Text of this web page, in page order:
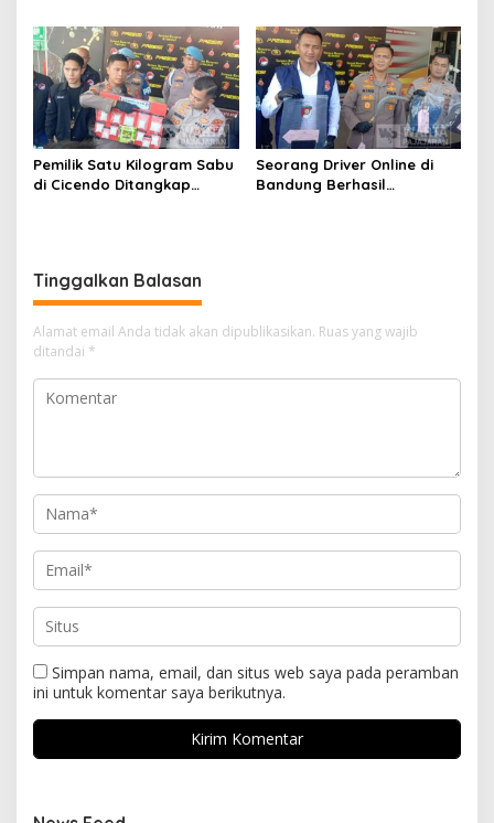
Rebranding RSUD Cibabat
dan DPR
Pemilik Satu Kilogram Sabu
di Cicendo Ditangkap
Seorang Driver Online di
Bandung Berhasil
Tinggalkan Balasan
Alamat email Anda tidak akan dipublikasikan. Ruas yang wajib
ditandai *
Simpan nama, email, dan situs web saya pada peramban
ini untuk komentar saya berikutnya.